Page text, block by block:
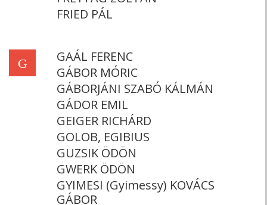
FRIED PÁL
G
GAÁL FERENC
GÁBOR MÓRIC
GÁBORJÁNI SZABÓ KÁLMÁN
GÁDOR EMIL
GEIGER RICHÁRD
GOLOB, EGIBIUS
GUZSIK ÖDÖN
GWERK ÖDÖN
GYIMESI (Gyimessy) KOVÁCS
GÁBOR